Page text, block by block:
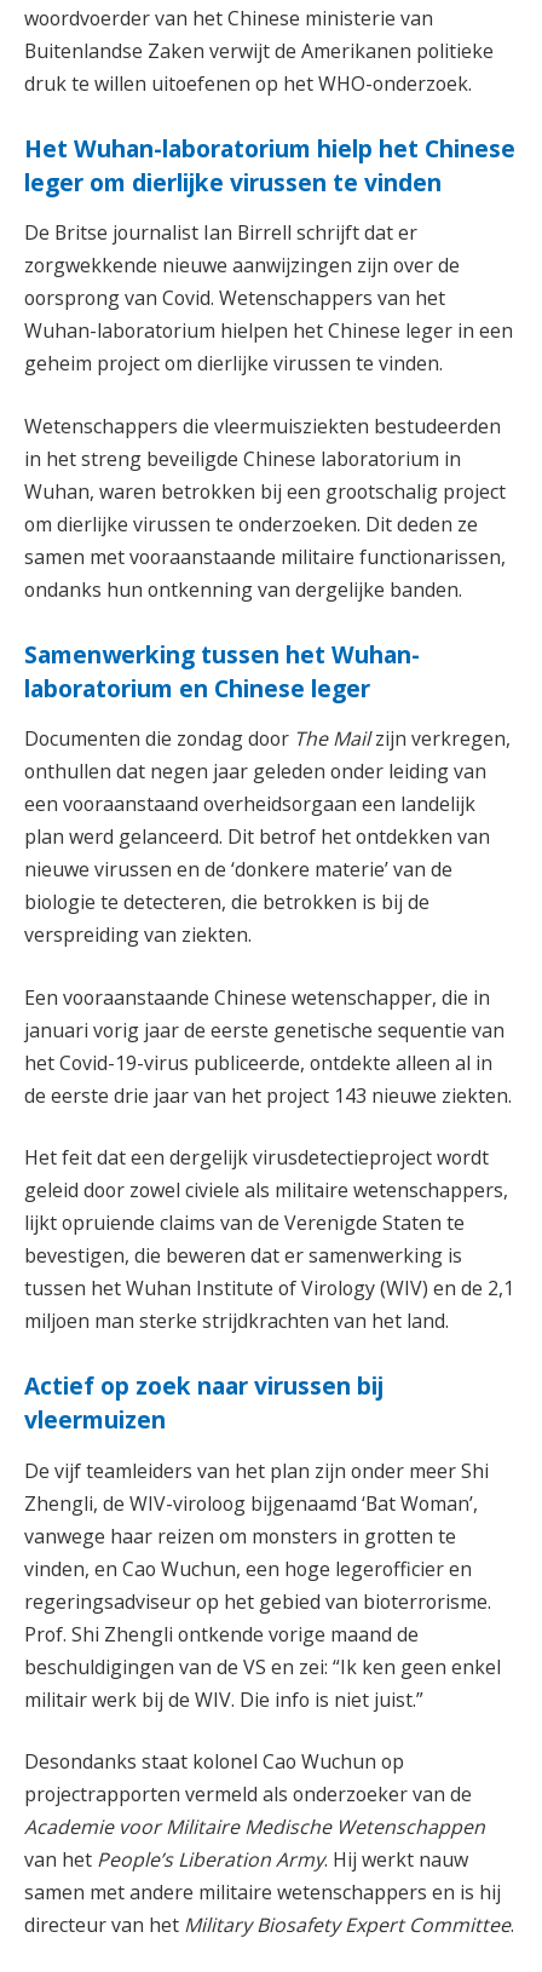
woordvoerder van het Chinese ministerie van
Buitenlandse Zaken verwijt de Amerikanen politieke
druk te willen uitoefenen op het WHO-onderzoek.
Het Wuhan-laboratorium hielp het Chinese
leger om dierlijke virussen te vinden
De Britse journalist Ian Birrell schrijft dat er
zorgwekkende nieuwe aanwijzingen zijn over de
oorsprong van Covid. Wetenschappers van het
Wuhan-laboratorium hielpen het Chinese leger in een
geheim project om dierlijke virussen te vinden.
Wetenschappers die vleermuisziekten bestudeerden
in het streng beveiligde Chinese laboratorium in
Wuhan, waren betrokken bij een grootschalig project
om dierlijke virussen te onderzoeken. Dit deden ze
samen met vooraanstaande militaire functionarissen,
ondanks hun ontkenning van dergelijke banden.
Samenwerking tussen het Wuhan-
laboratorium en Chinese leger
Documenten die zondag door The Mailzijn verkregen,
onthullen dat negen jaar geleden onder leiding van
een vooraanstaand overheidsorgaan een landelijk
plan werd gelanceerd. Dit betrof het ontdekken van
nieuwe virussen en de ‘donkere materie’ van de
biologie te detecteren, die betrokken is bij de
verspreiding van ziekten.
Een vooraanstaande Chinese wetenschapper, die in
januari vorig jaar de eerste genetische sequentie van
het Covid-19-virus publiceerde, ontdekte alleen al in
de eerste drie jaar van het project 143 nieuwe ziekten.
Het feit dat een dergelijk virusdetectieproject wordt
geleid door zowel civiele als militaire wetenschappers,
lijkt opruiende claims van de Verenigde Staten te
bevestigen, die beweren dat er samenwerking is
tussen het Wuhan Institute of Virology (WIV) en de 2,1
miljoen man sterke strijdkrachten van het land.
Actief op zoek naar virussen bij
vleermuizen
De vijf teamleiders van het plan zijn onder meer Shi
Zhengli, de WIV-viroloog bijgenaamd ‘Bat Woman’,
vanwege haar reizen om monsters in grotten te
vinden, en Cao Wuchun, een hoge legerofficier en
regeringsadviseur op het gebied van bioterrorisme.
Prof. Shi Zhengli ontkende vorige maand de
beschuldigingen van de VS en zei: “Ik ken geen enkel
militair werk bij de WIV. Die info is niet juist.”
Desondanks staat kolonel Cao Wuchun op
projectrapporten vermeld als onderzoeker van de
Academie voor Militaire Medische Wetenschappen
van het People’s Liberation Army. Hij werkt nauw
samen met andere militaire wetenschappers en is hij
directeur van het Military Biosafety Expert Committee.